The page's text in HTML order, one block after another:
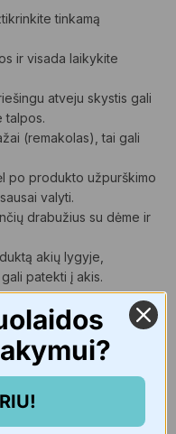
tinkamą
ir visada laikykite
atveju skystis gali
talpos.
(remakolas), tai gali
po produkto užpurškimo
valyti.
drabužius su dėme ir
akių lygyje,
patekti į akis.
vėmimą ir
tekančiu vandeniu ir
dėmės,